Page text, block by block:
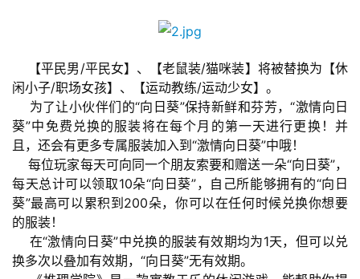
业
手
机
游
戏
机
【平民男/平民女】、【老鼠装/猫咪装】将被替换为【休
闲小子/职场女孩】、【运动教练/运动少女】。
为了让小伙伴们的“向日葵”保持新鲜和芬芳，“激情向日
葵”中免费兑换的服装将在每个月的第一天进行更换！并
且，还会有更多专属服装加入到“激情向日葵”中哦！
每位玩家每天可向同一个朋友索要和赠送一朵“向日葵”，
每天总计可以领取10朵“向日葵”，自己所能够拥有的“向日
葵”最高可以累积到200朵，你可以在任何时候兑换你想要
的服装！
在“激情向日葵”中兑换的服装有效期均为1天，但可以兑
换多次以叠加有效期，“向日葵”无有效期。